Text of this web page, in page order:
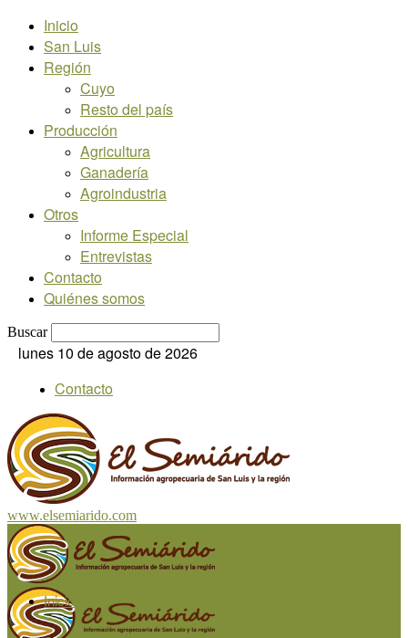
Inicio
San Luis
Región
Cuyo
Resto del país
Producción
Agricultura
Ganadería
Agroindustria
Otros
Informe Especial
Entrevistas
Contacto
Quiénes somos
Buscar
lunes 10 de agosto de 2026
Contacto
www.elsemiarido.com
Inicio